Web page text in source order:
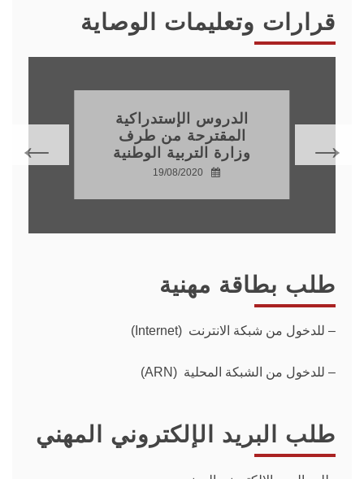
قرارات وتعليمات الوصاية
الدروس الإستدراكية
المقترحة من طرف
وزارة التربية الوطنية
19/08/2020
طلب بطاقة مهنية
– للدخول من شبكة الانترنت (Internet)
– للدخول من الشبكة المحلية (ARN)
طلب البريد الإلكتروني المهني